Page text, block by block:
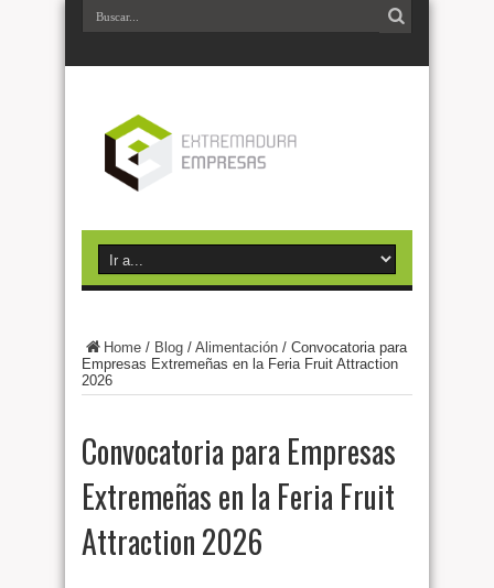
Home / Blog / Alimentación / Convocatoria para
Empresas Extremeñas en la Feria Fruit Attraction
2026
Convocatoria para Empresas
Extremeñas en la Feria Fruit
Attraction 2026